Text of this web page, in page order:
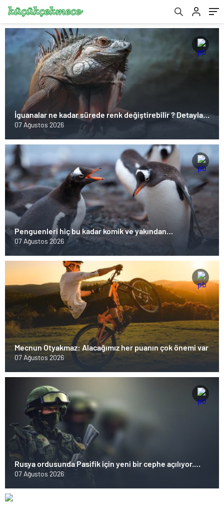
İguanalar ne kadar sürede renk değiştirebilir ? Detaylar
burada…
07 Ağustos 2026
Penguenleri hiç bu kadar komik ve yakından
görmemiştiniz
07 Ağustos 2026
Mecnun Otyakmaz: Alacağımız her puanın çok önemi var
07 Ağustos 2026
Rusya ordusunda Pasifik için yeni bir cephe açılıyor.
Çin’in ilk tepkisi!
07 Ağustos 2026